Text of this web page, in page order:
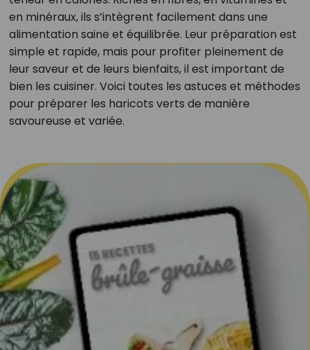
en minéraux, ils s’intègrent facilement dans une
alimentation saine et équilibrée. Leur préparation est
simple et rapide, mais pour profiter pleinement de
leur saveur et de leurs bienfaits, il est important de
bien les cuisiner. Voici toutes les astuces et méthodes
pour préparer les haricots verts de manière
savoureuse et variée.